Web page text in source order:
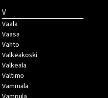
V
Vaala
Vaasa
Vahto
Valkeakoski
Valkeala
Valtimo
Vammala